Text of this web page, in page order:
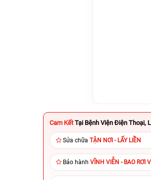
Cam Kết Tại Bệnh Viện Điện Thoại,
Sửa chữa TẬN NƠI - LẤY LIỀN
Bảo hành VĨNH VIỄN - BAO RƠI